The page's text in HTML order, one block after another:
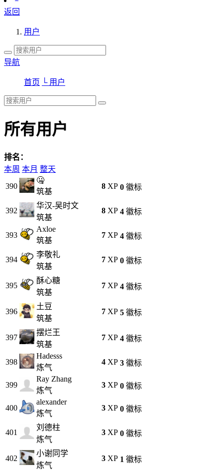
返回
用户
导航
首页 └ 用户
所有用户
排名：
本周 本月 整天
390
🤐
筑基
8 XP 0 徽标
392
华汉-吴时文
筑基
8 XP 4 徽标
393
Axloe
筑基
7 XP 4 徽标
394
李敬礼
筑基
7 XP 0 徽标
395
酥心糖
筑基
7 XP 4 徽标
396
土豆
筑基
7 XP 5 徽标
397
摆烂王
筑基
7 XP 4 徽标
398
Hadesss
炼气
4 XP 3 徽标
399
Ray Zhang
炼气
3 XP 0 徽标
400
alexander
炼气
3 XP 0 徽标
401
刘德柱
炼气
3 XP 0 徽标
402
小谢同学
炼气
3 XP 1 徽标